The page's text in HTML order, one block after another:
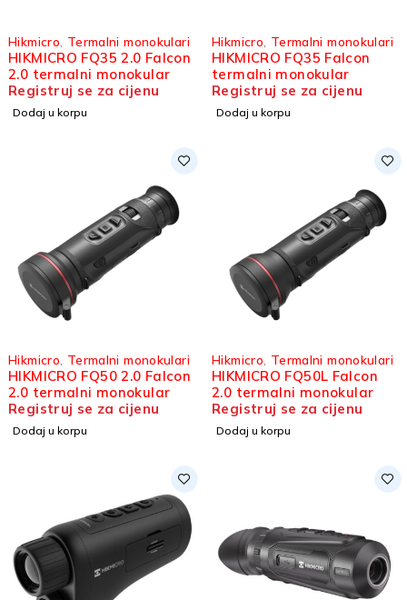
Hikmicro Termalni monokulari
HIKMICRO FQ35 2.0 Falcon
2.0 termalni monokular
Registruj se za cijenu
Dodaj u korpu
Hikmicro Termalni monokulari
HIKMICRO FQ35 Falcon
termalni monokular
Registruj se za cijenu
Dodaj u korpu
Hikmicro Termalni monokulari
HIKMICRO FQ50 2.0 Falcon
2.0 termalni monokular
Registruj se za cijenu
Dodaj u korpu
Hikmicro Termalni monokulari
HIKMICRO FQ50L Falcon
2.0 termalni monokular
Registruj se za cijenu
Dodaj u korpu